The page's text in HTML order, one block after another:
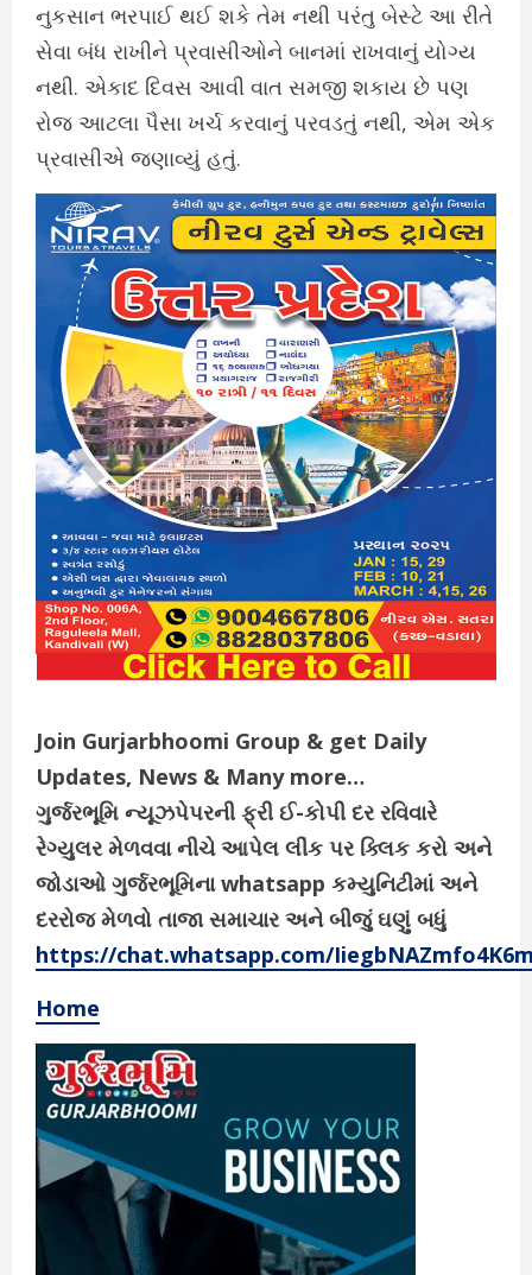
નુકસાન ભરપાઈ થઈ શકે તેમ નથી પરંતુ બેસ્ટે આ રીતે
સેવા બંધ રાખીને પ્રવાસીઓને બાનમાં રાખવાનું યોગ્ય
નથી. એકાદ દિવસ આવી વાત સમજી શકાય છે પણ
રોજ આટલા પૈસા ખર્ચ કરવાનું પરવડતું નથી, એમ એક
પ્રવાસીએ જણાવ્યું હતું.
Join Gurjarbhoomi Group & get Daily
Updates, News & Many more…
ગુર્જરભૂમિ ન્યૂઝપેપરની ફ્રી ઈ-કોપી દર રવિવારે
રેગ્યુલર મેળવવા નીચે આપેલ લીંક પર ક્લિક કરો અને
જોડાઓ ગુર્જરભૂમિના whatsapp કમ્યુનિટીમાં અને
દરરોજ મેળવો તાજા સમાચાર અને બીજું ઘણું બધું
https://chat.whatsapp.com/
Home